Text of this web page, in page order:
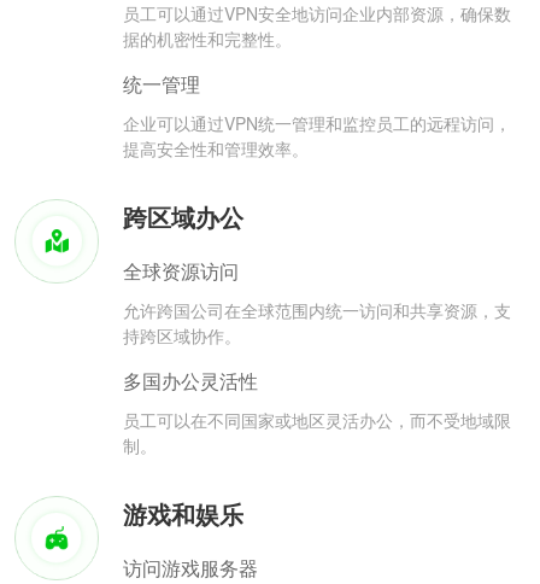
员工可以通过VPN安全地访问企业内部资源，确保数
据的机密性和完整性。
统一管理
企业可以通过VPN统一管理和监控员工的远程访问，
提高安全性和管理效率。
跨区域办公
全球资源访问
允许跨国公司在全球范围内统一访问和共享资源，支
持跨区域协作。
多国办公灵活性
员工可以在不同国家或地区灵活办公，而不受地域限
制。
游戏和娱乐
访问游戏服务器